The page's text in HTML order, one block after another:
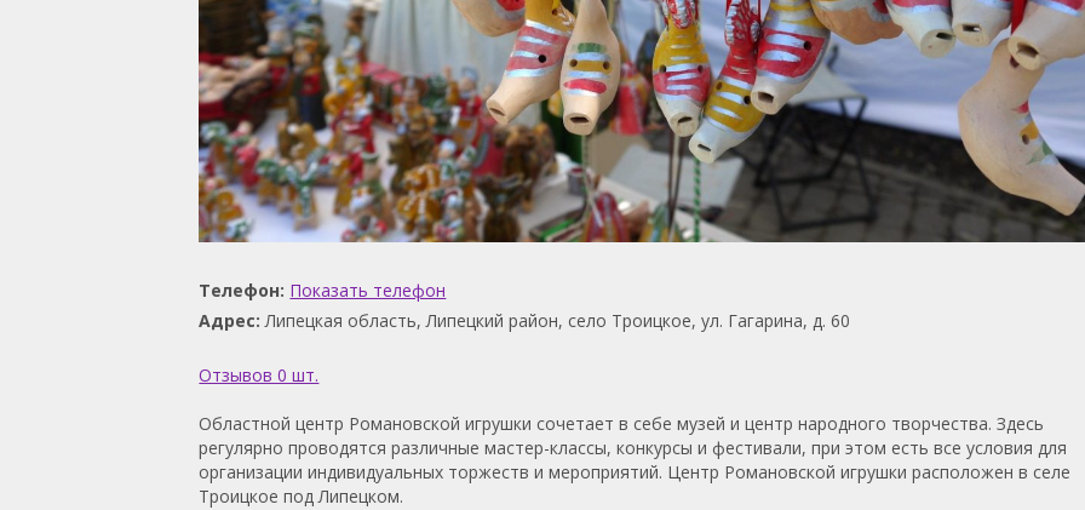
Телефон: Показать телефон
Адрес: Липецкая область, Липецкий район, село Троицкое, ул. Гагарина, д. 60
Отзывов 0 шт.
Областной центр Романовской игрушки сочетает в себе музей и центр народного творчества. Здесь
регулярно проводятся различные мастер-классы, конкурсы и фестивали, при этом есть все условия для
организации индивидуальных торжеств и мероприятий. Центр Романовской игрушки расположен в селе
Троицкое под Липецком.